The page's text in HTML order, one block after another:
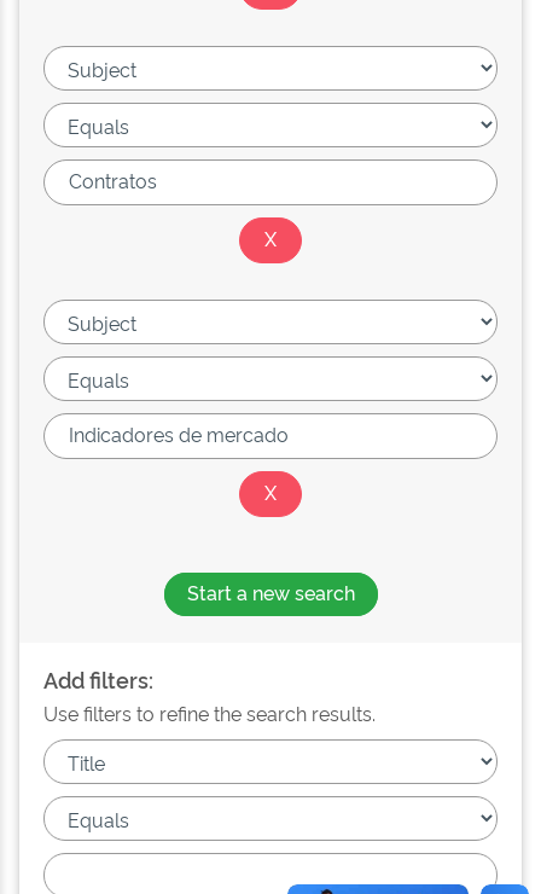
Start a new search
Add filters:
Use filters to refine the search results.